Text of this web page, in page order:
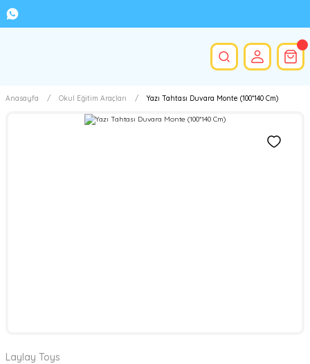
Anasayfa Okul Eğitim Araçları Yazı Tahtası Duvara Monte (100*140 Cm)
Laylay Toys